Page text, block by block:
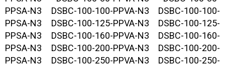
PPSA-N3 DSBC-100-100-PPVA-N3 DSBC-100-100-
PPSA-N3 DSBC-100-125-PPVA-N3 DSBC-100-125-
PPSA-N3 DSBC-100-160-PPVA-N3 DSBC-100-160-
PPSA-N3 DSBC-100-200-PPVA-N3 DSBC-100-200-
PPSA-N3 DSBC-100-250-PPVA-N3 DSBC-100-250-